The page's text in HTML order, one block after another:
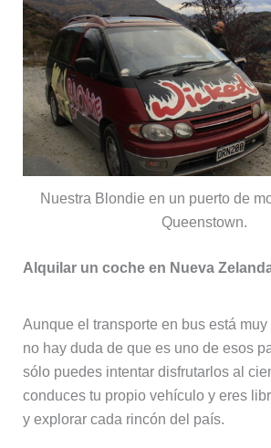
Nuestra Blondie en un puerto de
Queenstown.
Alquilar un coche en Nueva
Aunque el transporte en bus está
no hay duda de que es uno de esos
sólo puedes intentar disfrutarlos al
conduces tu propio vehículo y eres
y explorar cada rincón del país.